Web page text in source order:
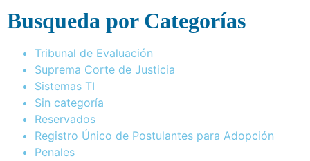
Busqueda por Categorías
Tribunal de Evaluación
Suprema Corte de Justicia
Sistemas TI
Sin categoría
Reservados
Registro Único de Postulantes para Adopción
Penales